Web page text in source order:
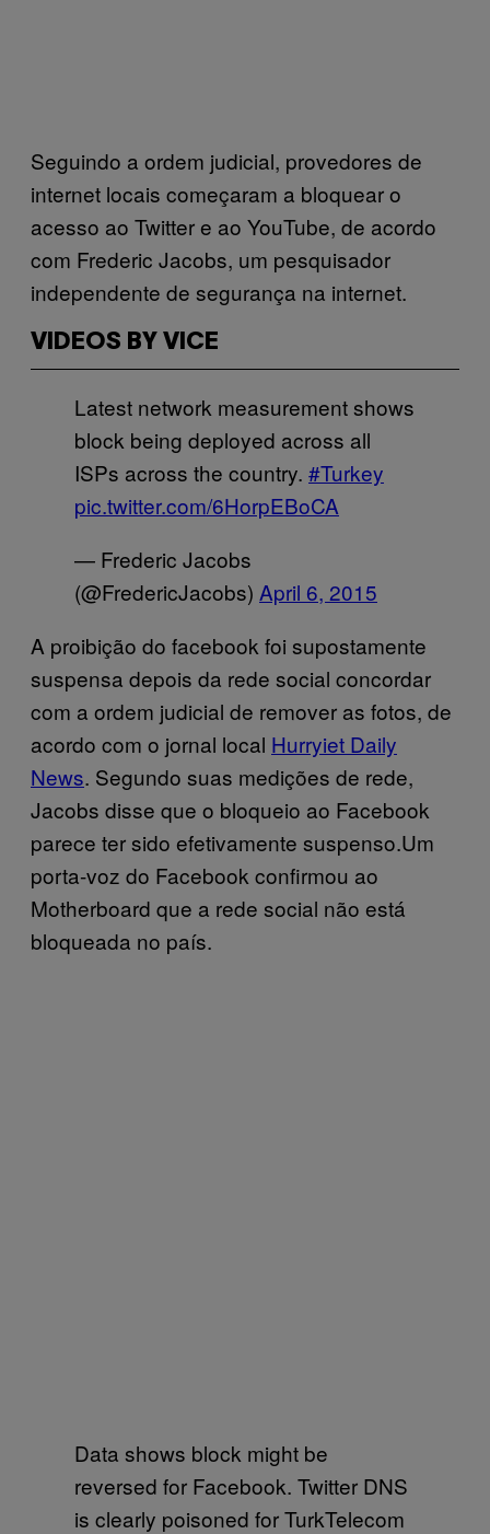
Seguindo a ordem judicial, provedores de
internet locais começaram a bloquear o
acesso ao Twitter e ao YouTube, de acordo
com Frederic Jacobs, um pesquisador
independente de segurança na internet.
VIDEOS BY VICE
Latest network measurement shows
block being deployed across all
ISPs across the country. #Turkey
pic.twitter.com/6HorpEBoCA
— Frederic Jacobs
(@FredericJacobs) April 6, 2015
A proibição do facebook foi supostamente
suspensa depois da rede social concordar
com a ordem judicial de remover as fotos, de
acordo com o jornal local Hurryiet Daily
News. Segundo suas medições de rede,
Jacobs disse que o bloqueio ao Facebook
parece ter sido efetivamente suspenso.Um
porta-voz do Facebook confirmou ao
Motherboard que a rede social não está
bloqueada no país.
Data shows block might be
reversed for Facebook. Twitter DNS
is clearly poisoned for TurkTelecom